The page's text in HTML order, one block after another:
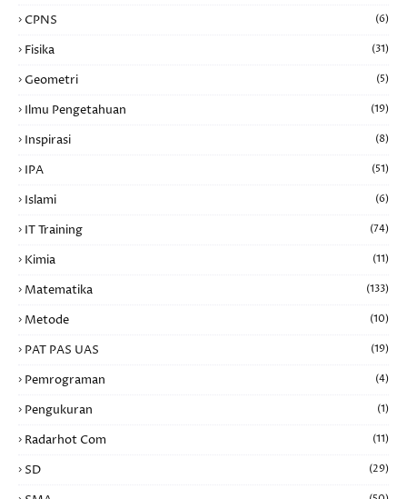
CPNS (6)
Fisika (31)
Geometri (5)
Ilmu Pengetahuan (19)
Inspirasi (8)
IPA (51)
Islami (6)
IT Training (74)
Kimia (11)
Matematika (133)
Metode (10)
PAT PAS UAS (19)
Pemrograman (4)
Pengukuran (1)
Radarhot Com (11)
SD (29)